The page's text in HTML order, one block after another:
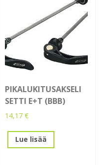
PIKALUKITUSAKSELI
SETTI E+T (BBB)
14,17€
Lue lisää